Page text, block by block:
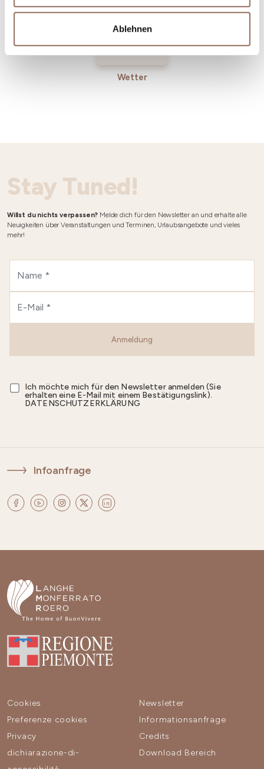
Ablehnen
Wetter
Stay Tuned!
Willst du nichts verpassen? Melde dich für den Newsletter an und erhalte alle
Neuigkeiten über Veranstaltungen und Terminen, Urlaubsangebote und vieles
mehr!
Anmeldung
Ich möchte mich für den Newsletter anmelden (Sie
erhalten eine E-Mail mit einem Bestätigungslink).
DATENSCHUTZERKLÄRUNG
Infoanfrage
Cookies
Preferenze cookies
Privacy
dichiarazione-di-
Newsletter
Informationsanfrage
Credits
Download Bereich